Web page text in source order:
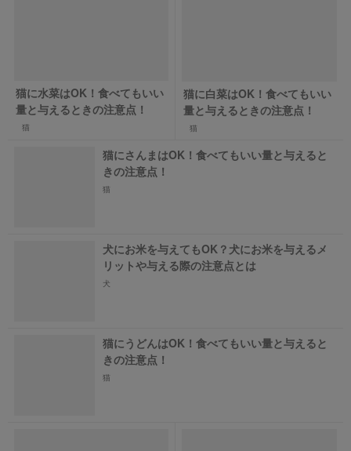
猫に水菜はOK！食べてもいい
量と与えるときの注意点！
猫
猫に白菜はOK！食べてもいい
量と与えるときの注意点！
猫
猫にさんまはOK！食べてもいい量と与えると
きの注意点！
猫
犬にお米を与えてもOK？犬にお米を与えるメ
リットや与える際の注意点とは
犬
猫にうどんはOK！食べてもいい量と与えると
きの注意点！
猫